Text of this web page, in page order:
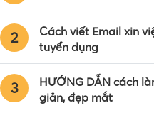
2
Cách viết Email xin
tuyển dụng
3
HƯỚNG DẪN cách
giản, đẹp mắt